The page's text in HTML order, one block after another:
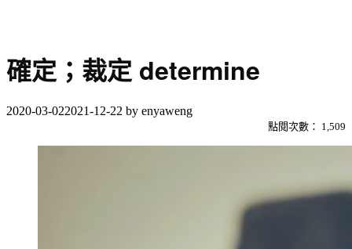
確定；裁定 determine
2020-03-022021-12-22 by enyaweng
點閱次數： 1,509